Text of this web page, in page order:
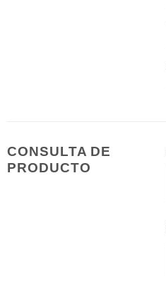
CONSULTA DE
PRODUCTO